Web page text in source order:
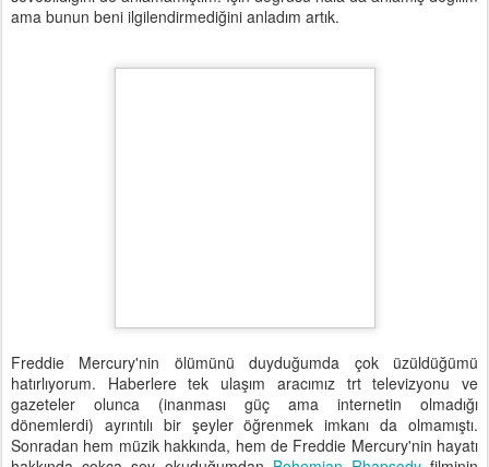
ama bunun beni ilgilendirmediğini anladım artık.
Freddie Mercury'nin ölümünü duyduğumda çok üzüldüğümü
hatırlıyorum. Haberlere tek ulaşım aracımız trt televizyonu ve
gazeteler olunca (inanması güç ama internetin olmadığı
dönemlerdi) ayrıntılı bir şeyler öğrenmek imkanı da olmamıştı.
Sonradan hem müzik hakkında, hem de Freddie Mercury'nin hayatı